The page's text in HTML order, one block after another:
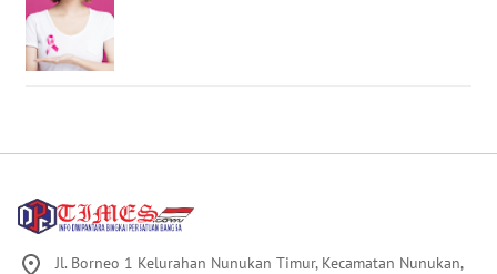
Jl. Borneo 1 Kelurahan Nunukan Timur, Kecamatan Nunukan,